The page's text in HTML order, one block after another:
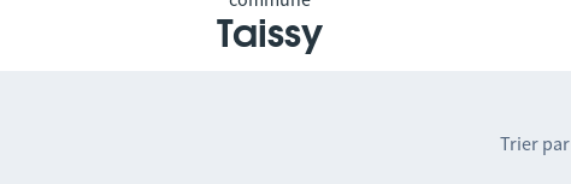
Taissy
Trier par